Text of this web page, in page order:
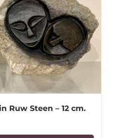
Ruw Steen – 12 cm.